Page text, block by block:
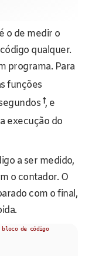
o de medir o
qualquer.
programa. Para
funções
†, e
execução do
a ser medido,
o contador. O
com o final,
bloco de código